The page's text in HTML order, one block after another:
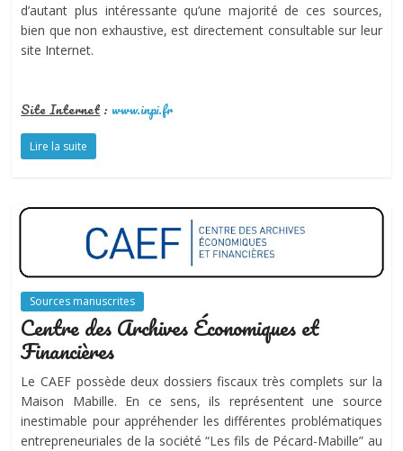
d’autant plus intéressante qu’une majorité de ces sources,
bien que non exhaustive, est directement consultable sur leur
site Internet.
Site Internet : www.inpi.fr
Lire la suite
Sources manuscrites
Centre des Archives Économiques et
Financières
Le CAEF possède deux dossiers fiscaux très complets sur la
Maison Mabille. En ce sens, ils représentent une source
inestimable pour appréhender les différentes problématiques
entrepreneuriales de la société “Les fils de Pécard-Mabille” au